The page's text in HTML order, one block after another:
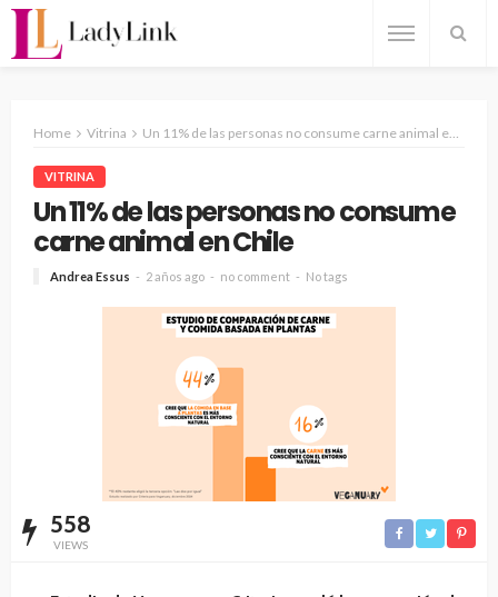
Home Vitrina Un 11% de las personas no consume carne animal en Chile
VITRINA
Un 11% de las personas no consume
carne animal en Chile
Andrea Essus 2 años ago no comment No tags
558
VIEWS